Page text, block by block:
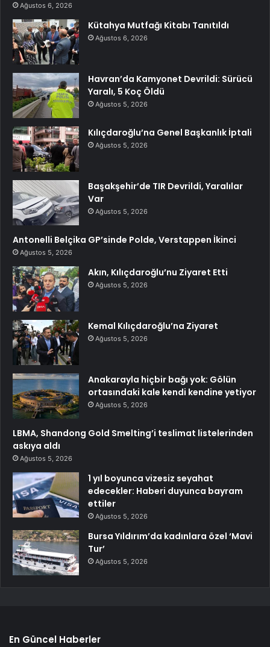
Ağustos 6, 2026
Kütahya Mutfağı Kitabı Tanıtıldı
Ağustos 6, 2026
Havran’da Kamyonet Devrildi: Sürücü
Yaralı, 5 Koç Öldü
Ağustos 5, 2026
Kılıçdaroğlu’na Genel Başkanlık İptali
Ağustos 5, 2026
Başakşehir’de TIR Devrildi, Yaralılar
Var
Ağustos 5, 2026
Antonelli Belçika GP’sinde Polde, Verstappen İkinci
Ağustos 5, 2026
Akın, Kılıçdaroğlu’nu Ziyaret Etti
Ağustos 5, 2026
Kemal Kılıçdaroğlu’na Ziyaret
Ağustos 5, 2026
Anakarayla hiçbir bağı yok: Gölün
ortasındaki kale kendi kendine yetiyor
Ağustos 5, 2026
LBMA, Shandong Gold Smelting’i teslimat listelerinden
askıya aldı
Ağustos 5, 2026
1 yıl boyunca vizesiz seyahat
edecekler: Haberi duyunca bayram
ettiler
Ağustos 5, 2026
Bursa Yıldırım’da kadınlara özel ‘Mavi
Tur’
Ağustos 5, 2026
En Güncel Haberler